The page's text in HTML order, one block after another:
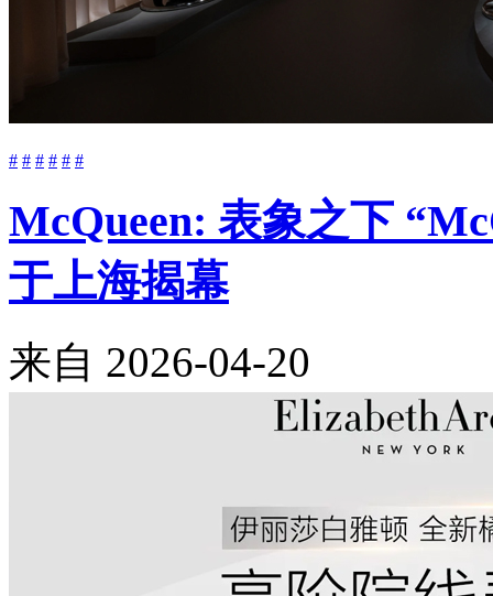
# # # # # #
McQueen: 表象之下
于上海揭幕
来自 2026-04-20